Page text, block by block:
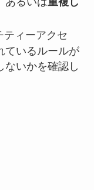
ティーアクセ
ているルールが
ないかを確認し